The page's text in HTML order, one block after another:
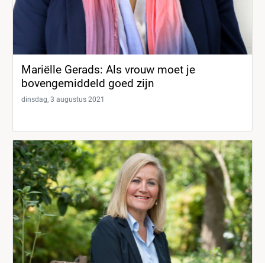
Mariëlle Gerads: Als vrouw moet je
bovengemiddeld goed zijn
dinsdag, 3 augustus 2021